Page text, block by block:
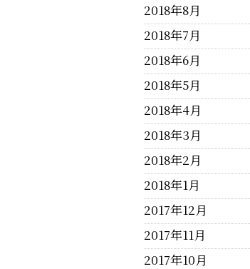
2018年8月
2018年7月
2018年6月
2018年5月
2018年4月
2018年3月
2018年2月
2018年1月
2017年12月
2017年11月
2017年10月